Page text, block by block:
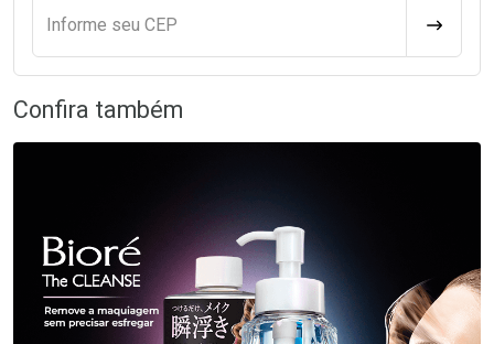
Informe seu CEP
Confira também